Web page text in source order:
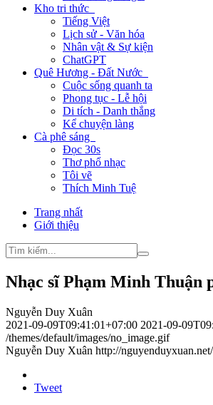
Kho tri thức
Tiếng Việt
Lịch sử - Văn hóa
Nhân vật & Sự kiện
ChatGPT
Quê Hương - Đất Nước
Cuộc sống quanh ta
Phong tục - Lễ hội
Di tích - Danh thắng
Kể chuyện làng
Cà phê sáng
Đọc 30s
Thơ phổ nhạc
Tôi vẽ
Thích Minh Tuệ
Trang nhất
Giới thiệu
Nhạc sĩ Phạm Minh Thuận
Nguyễn Duy Xuân
2021-09-09T09:41:01+07:00 2021-09-
/themes/default/images/no_image.gif
Nguyễn Duy Xuân http://
Tweet